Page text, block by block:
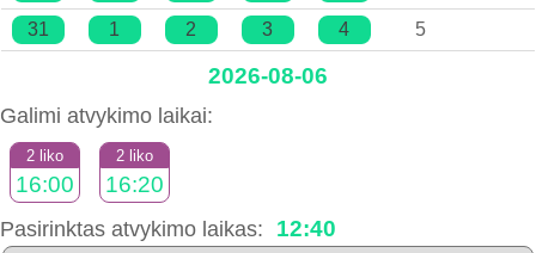
31 1 2 3 4 5
2026-08-06
Galimi atvykimo laikai:
2 liko
16:00
2 liko
16:20
Pasirinktas atvykimo laikas: 12:40